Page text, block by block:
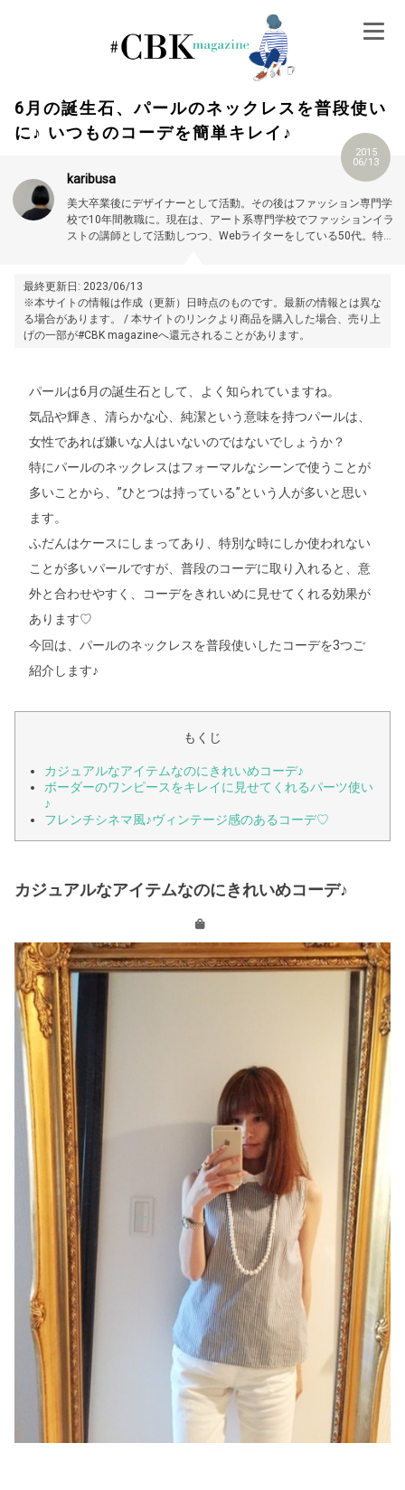
6月の誕生石、パールのネックレスを普段使い
に♪ いつものコーデを簡単キレイ♪
2015
06/13
karibusa
美大卒業後にデザイナーとして活動。その後はファッション専門学
校で10年間教職に。現在は、アート系専門学校でファッションイラ
ストの講師として活動しつつ、Webライターをしている50代。特に
最終更新日: 2023/06/13
※本サイトの情報は作成（更新）日時点のものです。最新の情報とは異な
る場合があります。 / 本サイトのリンクより商品を購入した場合、売り上
げの一部が#CBK magazineへ還元されることがあります。
パールは6月の誕生石として、よく知られていますね。
気品や輝き、清らかな心、純潔という意味を持つパールは、
女性であれば嫌いな人はいないのではないでしょうか？
特にパールのネックレスはフォーマルなシーンで使うことが
多いことから、”ひとつは持っている”という人が多いと思い
ます。
ふだんはケースにしまってあり、特別な時にしか使われない
ことが多いパールですが、普段のコーデに取り入れると、意
外と合わせやすく、コーデをきれいめに見せてくれる効果が
あります♡
今回は、パールのネックレスを普段使いしたコーデを3つご
紹介します♪
もくじ
カジュアルなアイテムなのにきれいめコーデ♪
ボーダーのワンピースをキレイに見せてくれるパーツ使い
♪
フレンチシネマ風♪ヴィンテージ感のあるコーデ♡
カジュアルなアイテムなのにきれいめコーデ♪